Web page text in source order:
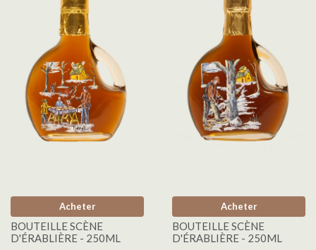
Acheter
BOUTEILLE SCÈNE
D'ÉRABLIÈRE - 250ML
Acheter
BOUTEILLE SCÈNE
D'ÉRABLIÈRE - 250ML